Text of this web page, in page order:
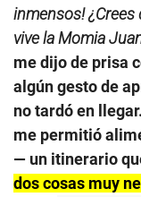
inmensos! ¿Crees
vive la Momia
me dijo de prisa
algún gesto de
no tardó en
me permitió
— un itinerario
dos cosas muy